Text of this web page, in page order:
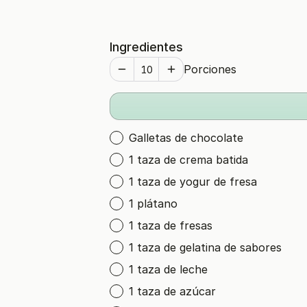
Ingredientes
Porciones
Galletas de chocolate
1 taza de crema batida
1 taza de yogur de fresa
1 plátano
1 taza de fresas
1 taza de gelatina de sabores
1 taza de leche
1 taza de azúcar